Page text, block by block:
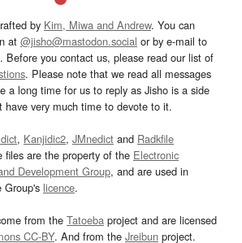
by Kim, Miwa and Andrew. You can
at @jisho@mastodon.social or by e-mail to
. Before you contact us, please read our list of
. Please note that we read all messages
a long time for us to reply as Jisho is a side
have very much time to devote to it.
, Kanjidic2, JMnedict and Radkfile
files are the property of the Electronic
Development Group, and are used in
Group's licence.
from the Tatoeba project and are licensed
CC-BY. And from the Jreibun project.